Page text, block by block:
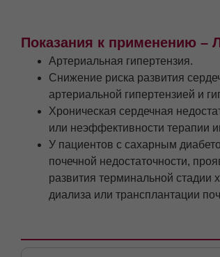
Показания к применению –
Артериальная гипертензия.
Снижение риска развития
артериальной гипертензией и
Хроническая сердечная
или неэффективности терапии
У пациентов с сахарным
почечной недостаточности,
развития терминальной стадии
диализа или трансплантации